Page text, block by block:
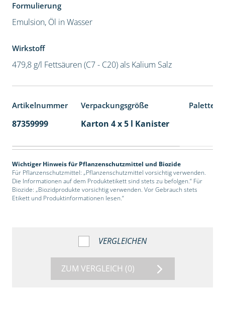
Formulierung
Emulsion, Öl in Wasser
Wirkstoff
479,8 g/l Fettsäuren (C7 - C20) als Kalium Salz
Artikelnummer Verpackungsgröße
87359999 Karton 4 x 5 l Kanister
Wichtiger Hinweis für Pflanzenschutzmittel und Biozide
Für Pflanzenschutzmittel: „Pflanzenschutzmittel vorsichtig verwenden.
Die Informationen auf dem Produktetikett sind stets zu befolgen.“ Für
Biozide: „Biozidprodukte vorsichtig verwenden. Vor Gebrauch stets
Etikett und Produktinformationen lesen.“
VERGLEICHEN
ZUM VERGLEICH (0)